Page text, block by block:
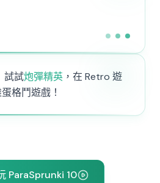
試試炮彈精英 ，在 Retro 遊
格鬥遊戲！
ParaSprunki 10